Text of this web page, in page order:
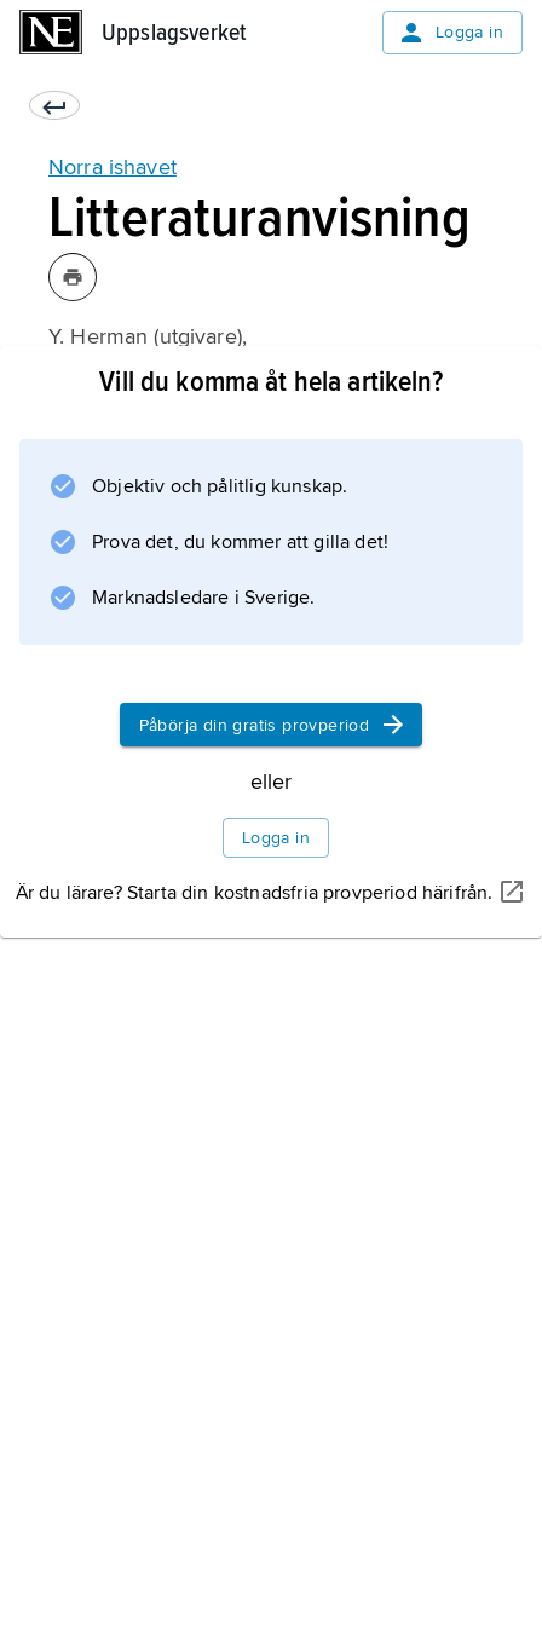
Uppslagsverket Logga in
Norra ishavet
Litteraturanvisning
Y. Herman (utgivare),
The Arctic Seas
Vill du komma åt hela artikeln?
Objektiv och pålitlig kunskap.
Prova det, du kommer att gilla det!
Marknadsledare i Sverige.
Påbörja din gratis provperiod
eller
Logga in
Är du lärare? Starta din kostnadsfria provperiod härifrån.